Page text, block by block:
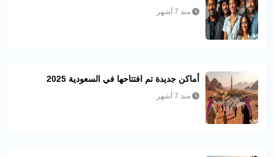
منذ 7 أشهر
أماكن جديدة تم افتتاحها في السعودية 2025
منذ 7 أشهر